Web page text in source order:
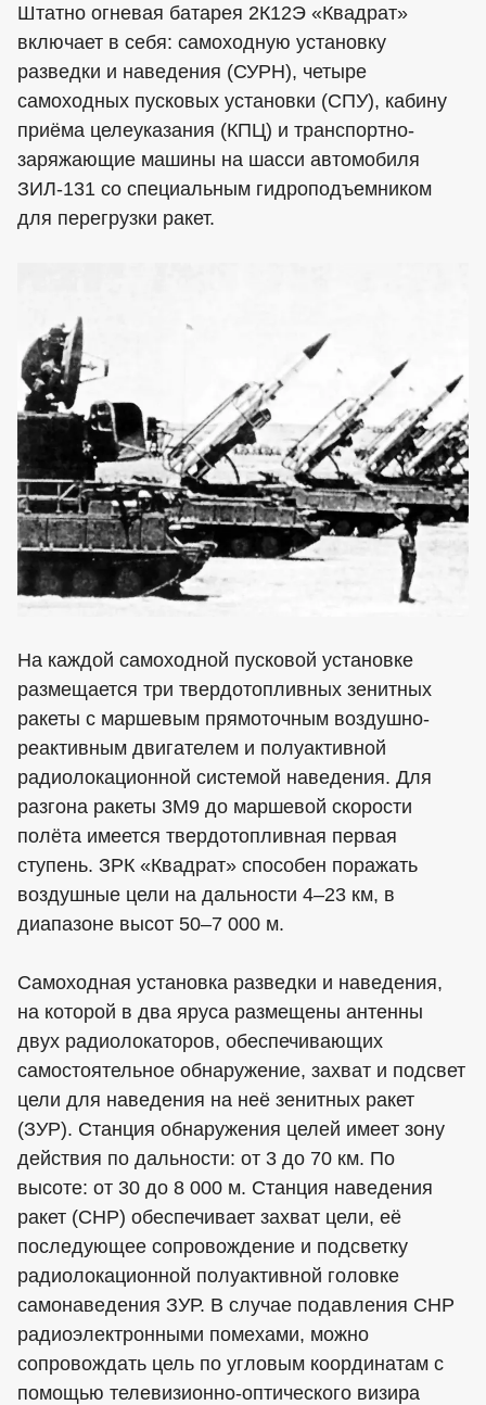
Штатно огневая батарея 2К12Э «Квадрат»
включает в себя: самоходную установку
разведки и наведения (СУРН), четыре
самоходных пусковых установки (СПУ), кабину
приёма целеуказания (КПЦ) и транспортно-
заряжающие машины на шасси автомобиля
ЗИЛ-131 со специальным гидроподъемником
для перегрузки ракет.
На каждой самоходной пусковой установке
размещается три твердотопливных зенитных
ракеты с маршевым прямоточным воздушно-
реактивным двигателем и полуактивной
радиолокационной системой наведения. Для
разгона ракеты 3М9 до маршевой скорости
полёта имеется твердотопливная первая
ступень. ЗРК «Квадрат» способен поражать
воздушные цели на дальности 4–23 км, в
диапазоне высот 50–7 000 м.
Самоходная установка разведки и наведения,
на которой в два яруса размещены антенны
двух радиолокаторов, обеспечивающих
самостоятельное обнаружение, захват и подсвет
цели для наведения на неё зенитных ракет
(ЗУР). Станция обнаружения целей имеет зону
действия по дальности: от 3 до 70 км. По
высоте: от 30 до 8 000 м. Станция наведения
ракет (СНР) обеспечивает захват цели, её
последующее сопровождение и подсветку
радиолокационной полуактивной головке
самонаведения ЗУР. В случае подавления СНР
радиоэлектронными помехами, можно
сопровождать цель по угловым координатам с
помощью телевизионно-оптического визира